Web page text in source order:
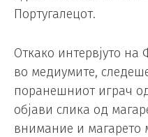
Португалецот.
Откако интервјуто
во медиумите,
поранешниот играч
објави слика од
внимание и магарето